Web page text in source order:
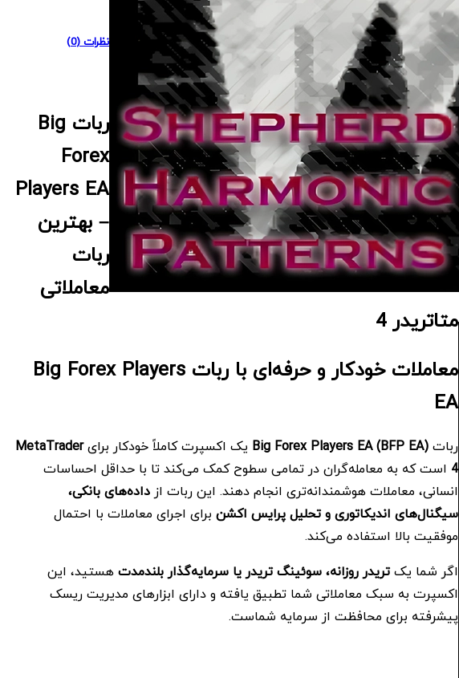
نظرات (0)
ربات Big
Forex
Players EA
– بهترین
ربات
معاملاتی
متاتریدر 4
معاملات خودکار و حرفه‌ای با ربات Big Forex Players
EA
رباتBig Forex Players EA (BFP EA) یک اکسپرت کاملاً خودکار برایMetaTrader
4 است که به معامله‌گران در تمامی سطوح کمک می‌کند تا با حداقل احساسات
انسانی، معاملات هوشمندانه‌تری انجام دهند. این ربات ازداده‌های بانکی،
سیگنال‌های اندیکاتوری و تحلیل پرایس اکشن برای اجرای معاملات با احتمال
موفقیت بالا استفاده می‌کند.
اگر شما یکتریدر روزانه، سوئینگ تریدر یا سرمایه‌گذار بلندمدتهستید، این
اکسپرت به سبک معاملاتی شما تطبیق یافته و دارای ابزارهای مدیریت ریسک
پیشرفته برای محافظت از سرمایه شماست.